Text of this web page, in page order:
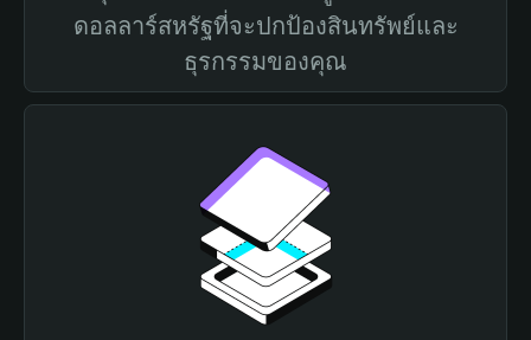
ดอลลาร์สหรัฐที่จะปกป้องสินทรัพย์และ
ธุรกรรมของคุณ